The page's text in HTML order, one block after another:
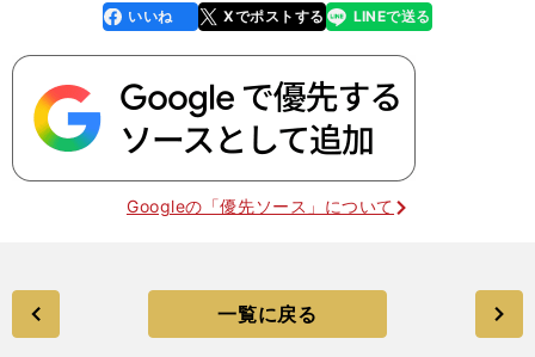
faceboo
k
いいね Xでポストする
line LINEで送る
Googleの「優先ソース」について
一覧に戻る